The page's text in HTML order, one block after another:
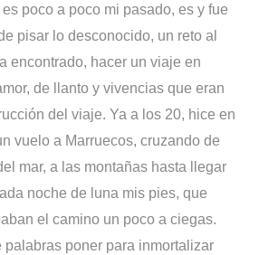
poco a poco mi pasado, es y fue
pisar lo desconocido, un reto al
encontrado, hacer un viaje en
de llanto y vivencias que eran
del viaje. Ya a los 20, hice en
vuelo a Marruecos, cruzando de
mar, a las montañas hasta llegar
noche de luna mis pies, que
el camino un poco a ciegas.
palabras poner para inmortalizar